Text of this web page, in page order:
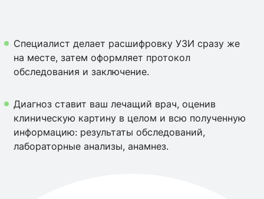
Специалист делает расшифровку УЗИ сразу же
на месте, затем оформляет протокол
обследования и заключение.
Диагноз ставит ваш лечащий врач, оценив
клиническую картину в целом и всю полученную
информацию: результаты обследований,
лабораторные анализы, анамнез.